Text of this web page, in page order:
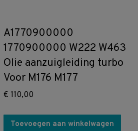
A1770900000
1770900000 W222 W463
Olie aanzuigleiding turbo
Voor M176 M177
€ 110,00
Toevoegen aan winkelwagen